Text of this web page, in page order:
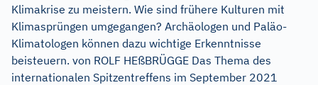
Klimakrise zu meistern. Wie sind frühere Kulturen mit
Klimasprüngen umgegangen? Archäologen und Paläo-
Klimatologen können dazu wichtige Erkenntnisse
beisteuern. von ROLF HEßBRÜGGE Das Thema des
internationalen Spitzentreffens im September 2021